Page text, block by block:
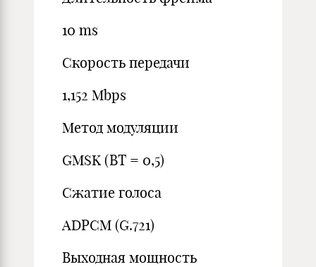
10 ms
Скорость передачи
1,152 Mbps
Метод модуляции
GMSK (BT = 0,5)
Сжатие голоса
ADPСM (G.721)
Выходная мощность